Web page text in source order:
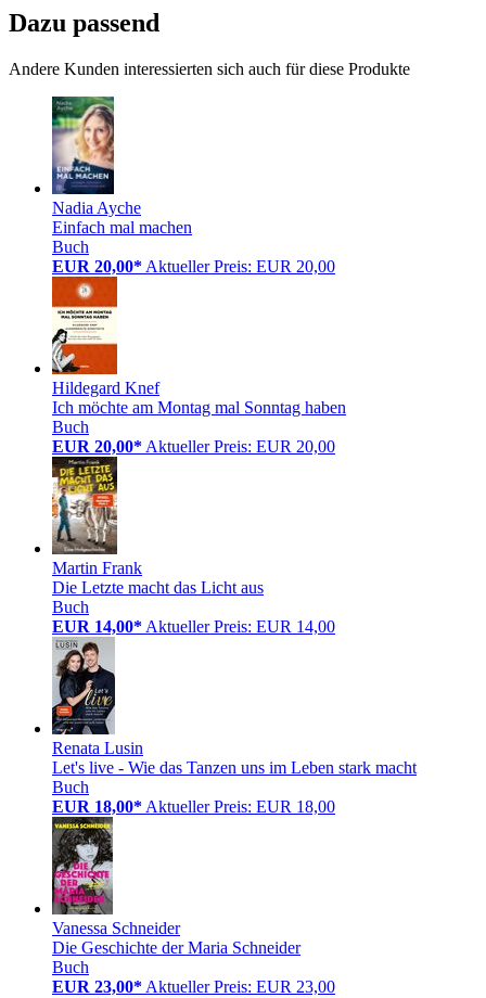
Dazu passend
Andere Kunden interessierten sich auch für diese Produkte
Nadia Ayche
Einfach mal machen
Buch
EUR 20,00* Aktueller Preis: EUR 20,00
Hildegard Knef
Ich möchte am Montag mal Sonntag haben
Buch
EUR 20,00* Aktueller Preis: EUR 20,00
Martin Frank
Die Letzte macht das Licht aus
Buch
EUR 14,00* Aktueller Preis: EUR 14,00
Renata Lusin
Let's live - Wie das Tanzen uns im Leben stark macht
Buch
EUR 18,00* Aktueller Preis: EUR 18,00
Vanessa Schneider
Die Geschichte der Maria Schneider
Buch
EUR 23,00* Aktueller Preis: EUR 23,00